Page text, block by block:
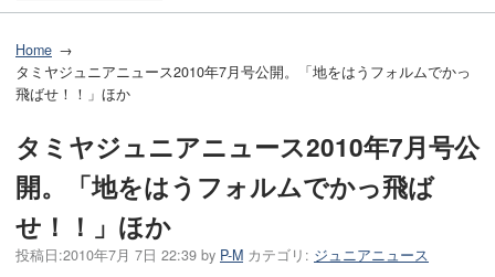
Home
タミヤジュニアニュース2010年7月号公開。「地をはうフォルムでかっ
飛ばせ！！」ほか
タミヤジュニアニュース2010年7月号公
開。「地をはうフォルムでかっ飛ば
せ！！」ほか
投稿日:2010年7月 7日 22:39 by P-M カテゴリ: ジュニアニュース